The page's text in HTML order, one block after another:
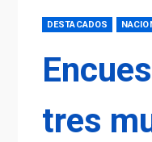
DESTACADOS
tres